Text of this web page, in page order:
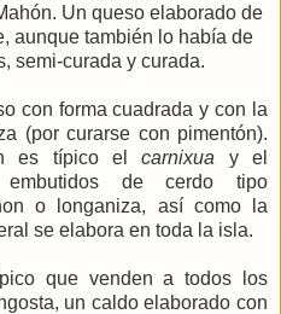
Un queso elaborado de
aunque también lo había de
semi-curada y curada.
con forma cuadrada y con la
(por curarse con pimentón).
es típico elcarnixua y el
de cerdo tipo
o longaniza, así como la
se elabora en toda la isla.
que venden a todos los
un caldo elaborado con